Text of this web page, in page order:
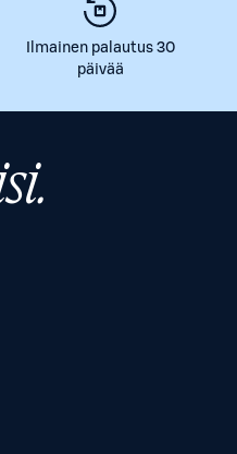
Ilmainen palautus 30
päivää